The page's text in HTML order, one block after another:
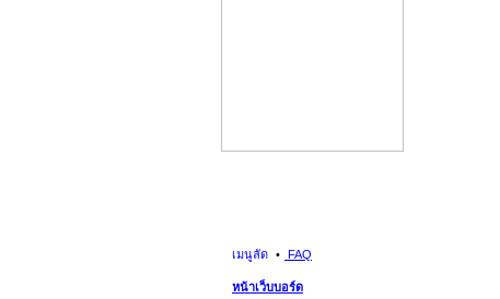
เมนูลัด FAQ
หน้าเว็บบอร์ด